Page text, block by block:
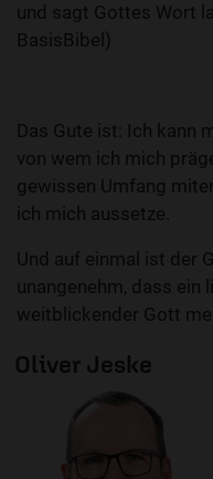
und sagt Gottes Wort
BasisBibel)
Das Gute ist: Ich kann
von wem ich mich
gewissen Umfang
ich mich aussetze.
Und auf einmal ist der
unangenehm, dass ein
weitblickender Gott
Oliver Jeske